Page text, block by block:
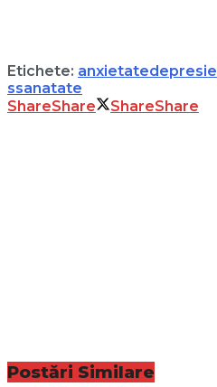
Etichete: anxietatedepresie
ssanatate
ShareShare ShareShare
Postări Similare